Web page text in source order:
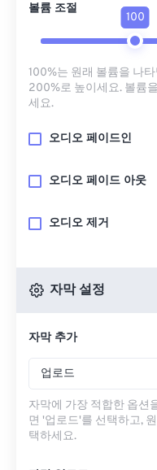
볼륨 조절
100
100%는 원래 볼륨을 나
200%로 높이세요. 볼륨
세요.
오디오 페이드인
오디오 페이드 아웃
오디오 제거
자막 설정
자막 추가
업로드
자막에 가장 적합한 옵션
면 '업로드'를 선택하고,
택하세요.